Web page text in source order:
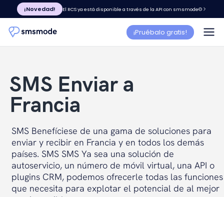
¡Novedad! El RCS ya está disponible a través de la API con smsmode©
¡Pruébalo gratis!
SMS Enviar a
Francia
SMS Benefíciese de una gama de soluciones para
enviar y recibir en Francia y en todos los demás
países. SMS SMS Ya sea una solución de
autoservicio, un número de móvil virtual, una API o
plugins CRM, podemos ofrecerle todas las funciones
que necesita para explotar el potencial de al mejor